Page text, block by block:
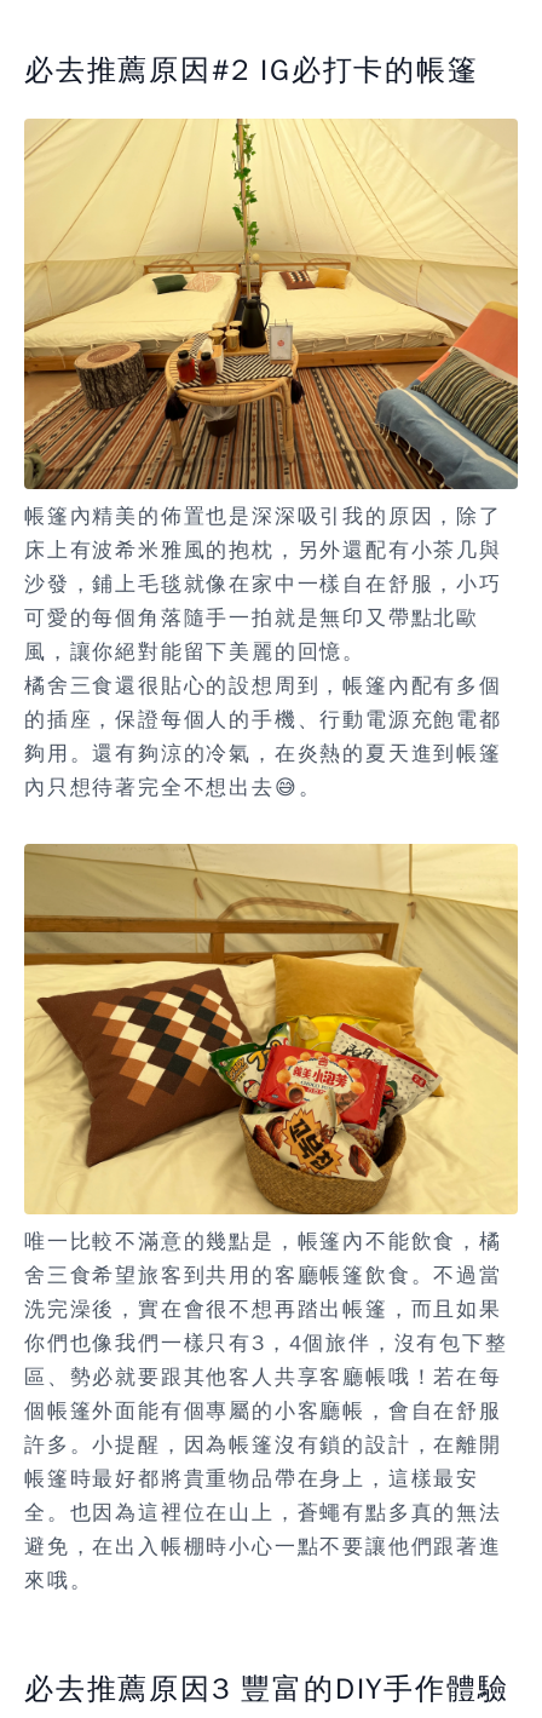
必去推薦原因#2 IG必打卡的帳篷
帳篷內精美的佈置也是深深吸引我的原因，除了
床上有波希米雅風的抱枕，另外還配有小茶几與
沙發，鋪上毛毯就像在家中一樣自在舒服，小巧
可愛的每個角落隨手一拍就是無印又帶點北歐
風，讓你絕對能留下美麗的回憶。
橘舍三食還很貼心的設想周到，帳篷內配有多個
的插座，保證每個人的手機、行動電源充飽電都
夠用。還有夠涼的冷氣，在炎熱的夏天進到帳篷
內只想待著完全不想出去😅。
唯一比較不滿意的幾點是，帳篷內不能飲食，橘
舍三食希望旅客到共用的客廳帳篷飲食。不過當
洗完澡後，實在會很不想再踏出帳篷，而且如果
你們也像我們一樣只有3，4個旅伴，沒有包下整
區、勢必就要跟其他客人共享客廳帳哦！若在每
個帳篷外面能有個專屬的小客廳帳，會自在舒服
許多。小提醒，因為帳篷沒有鎖的設計，在離開
帳篷時最好都將貴重物品帶在身上，這樣最安
全。也因為這裡位在山上，蒼蠅有點多真的無法
避免，在出入帳棚時小心一點不要讓他們跟著進
來哦。
必去推薦原因3 豐富的DIY手作體驗